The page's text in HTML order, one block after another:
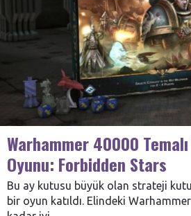
Warhammer 40000
Oyunu: Forbidden Stars
Bu ay kutusu büyük olan strateji
bir oyun katıldı. Elindeki